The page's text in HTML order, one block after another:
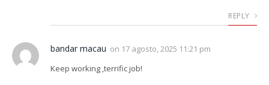
REPLY
bandar macau on 17 agosto, 2025 11:21 pm
Keep working ,terrific job!